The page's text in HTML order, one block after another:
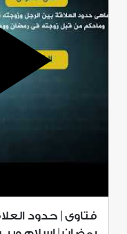
فتاوى | حدود